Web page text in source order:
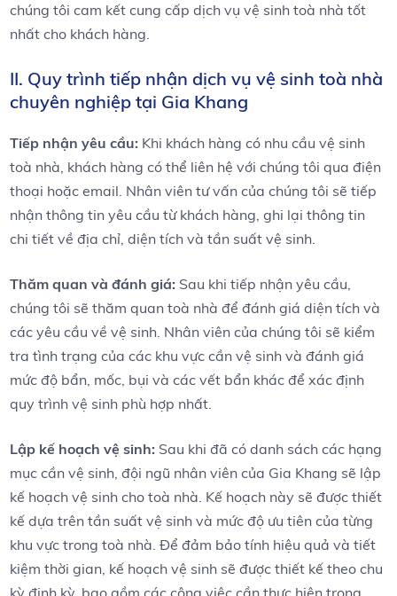
chúng tôi cam kết cung cấp dịch vụ vệ sinh toà nhà tốt
nhất cho khách hàng.
II. Quy trình tiếp nhận dịch vụ vệ sinh toà nhà
chuyên nghiệp tại Gia Khang
Tiếp nhận yêu cầu: Khi khách hàng có nhu cầu vệ sinh
toà nhà, khách hàng có thể liên hệ với chúng tôi qua điện
thoại hoặc email. Nhân viên tư vấn của chúng tôi sẽ tiếp
nhận thông tin yêu cầu từ khách hàng, ghi lại thông tin
chi tiết về địa chỉ, diện tích và tần suất vệ sinh.
Thăm quan và đánh giá: Sau khi tiếp nhận yêu cầu,
chúng tôi sẽ thăm quan toà nhà để đánh giá diện tích và
các yêu cầu về vệ sinh. Nhân viên của chúng tôi sẽ kiểm
tra tình trạng của các khu vực cần vệ sinh và đánh giá
mức độ bẩn, mốc, bụi và các vết bẩn khác để xác định
quy trình vệ sinh phù hợp nhất.
Lập kế hoạch vệ sinh: Sau khi đã có danh sách các hạng
mục cần vệ sinh, đội ngũ nhân viên của Gia Khang sẽ lập
kế hoạch vệ sinh cho toà nhà. Kế hoạch này sẽ được thiết
kế dựa trên tần suất vệ sinh và mức độ ưu tiên của từng
khu vực trong toà nhà. Để đảm bảo tính hiệu quả và tiết
kiệm thời gian, kế hoạch vệ sinh sẽ được thiết kế theo chu